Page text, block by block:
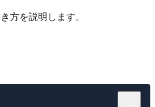
方を説明します。